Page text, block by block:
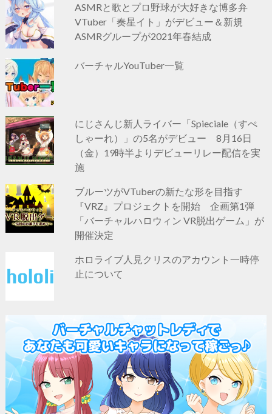
ASMRと歌とプロ野球が大好きな博多弁
VTuber「奏星イト」がデビュー＆新規
ASMRグループが2021年春結成
バーチャルYouTuber一覧
にじさんじ新人ライバー「Spieciale（すぺ
しゃーれ）」の5名がデビュー 8月16日
（金）19時半よりデビューリレー配信を実
施
ブルーツがVTuberの新たな形を目指す
『VRZ』プロジェクトを開始 企画第1弾
「バーチャルハロウィン VR脱出ゲーム」が
開催決定
ホロライブ人見クリスのアカウント一時停
止について